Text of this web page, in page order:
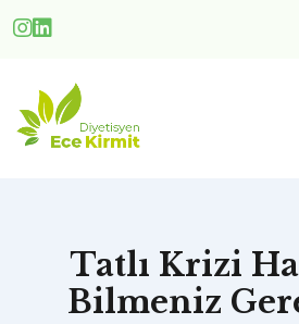
Tatlı Krizi
Bilmeniz